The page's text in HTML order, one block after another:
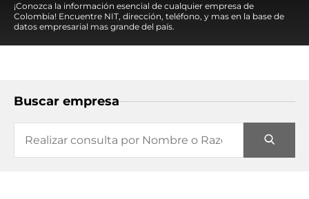
¡Conozca la información esencial de cualquier empresa de
Colombia! Encuentre NIT, dirección, teléfono, y mas en la base de
datos empresarial mas grande del país.
Buscar empresa